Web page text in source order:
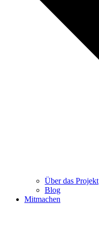
Über das Projekt
Blog
Mitmachen